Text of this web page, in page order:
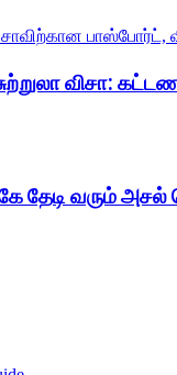
விசா:
தேடி வரும் அசல்